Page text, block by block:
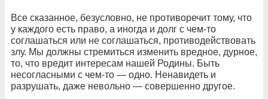
Все сказанное, безусловно, не противоречит тому, что
у каждого есть право, а иногда и долг с чем-то
соглашаться или не соглашаться, противодействовать
злу. Мы должны стремиться изменить вредное, дурное,
то, что вредит интересам нашей Родины. Быть
несогласными с чем-то — одно. Ненавидеть и
разрушать, даже невольно — совершенно другое.